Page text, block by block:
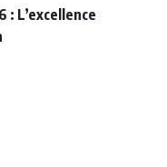
: L’excellence